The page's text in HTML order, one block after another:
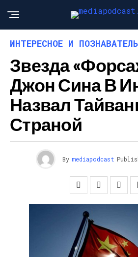
ИНТЕРЕСНОЕ И
Звезда
Джон Сина В
Назвал
Страной
By mediapodcast